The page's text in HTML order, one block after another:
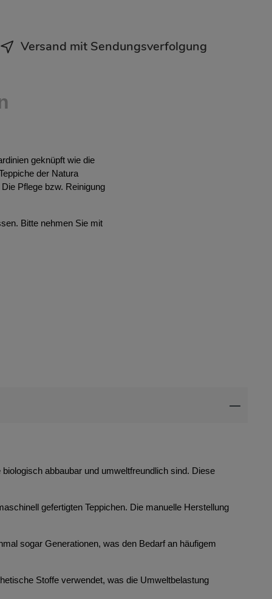
Versand mit Sendungsverfolgung
geknüpft wie die
der Natura
Pflege bzw. Reinigung
Bitte nehmen Sie mit
abbaubar und umweltfreundlich sind. Diese
gefertigten Teppichen. Die manuelle Herstellung
sogar Generationen, was den Bedarf an häufigem
Stoffe verwendet, was die Umweltbelastung